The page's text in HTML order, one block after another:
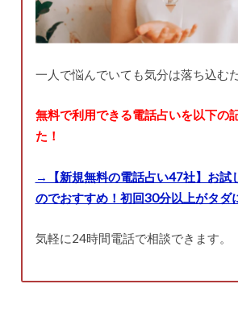
一人で悩んでいても気分は落ち込む
無料で利用できる電話占いを以下の
た！
→【新規無料の電話占い47社】お試
のでおすすめ！初回30分以上がタダ
気軽に24時間電話で相談できます。